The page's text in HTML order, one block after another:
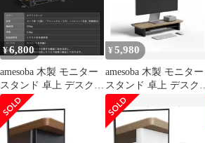
¥6,800
amesoba 木製 モニター
スタンド 卓上 デスクシ
ェルフ
¥5,980
amesoba 木製 モニター
スタンド 卓上 デスクシ
ェルフ MINI